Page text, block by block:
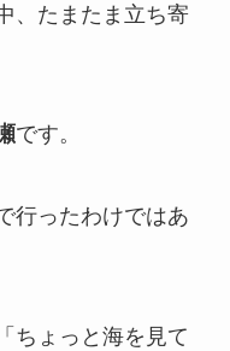
、たまたま立ち寄
です。
行ったわけではあ
ちょっと海を見て